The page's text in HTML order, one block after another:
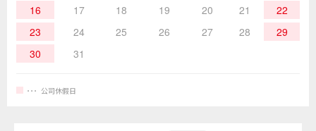
16
17 18 19 20 21
22
23
24 25 26 27 28
29
30
31
公司休假日